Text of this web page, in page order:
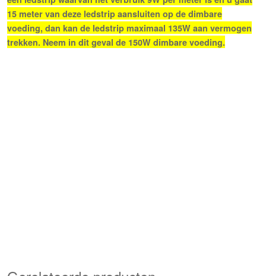
15 meter van deze ledstrip aansluiten op de dimbare
voeding, dan kan de ledstrip maximaal 135W aan vermogen
trekken. Neem in dit geval de 150W dimbare voeding.